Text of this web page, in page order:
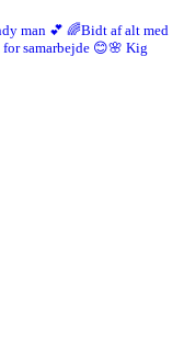
man 💕 🌈Bidt af alt med
samarbejde 😊🌸 Kig